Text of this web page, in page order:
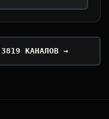
КАНАЛОВ →